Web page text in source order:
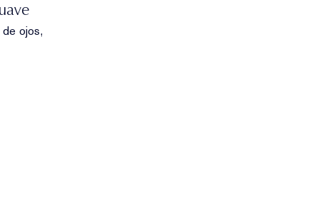
ojos,